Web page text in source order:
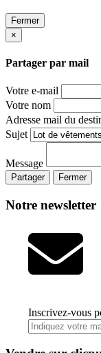
Fermer
×
Partager par mail
Votre e-mail
Votre nom
Adresse mail du
Sujet
Message
Partager Fermer
Notre newsletter
Inscrivez-vous